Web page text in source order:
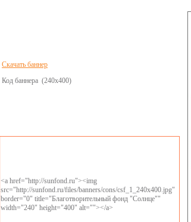
Скачать баннер
Код баннера (240х400)
<a href="http://sunfond.ru"><img
src="http://sunfond.ru/files/banners/cons/csf_1_240x400.jpg"
border="0" title="Благотворительный фонд "Солнце""
width="240" height="400" alt=""></a>